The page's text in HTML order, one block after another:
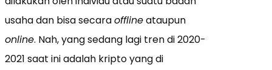
usaha dan bisa secaraofflineataupun
online. Nah, yang sedang lagi tren di 2020-
2021 saat ini adalah kripto yang di